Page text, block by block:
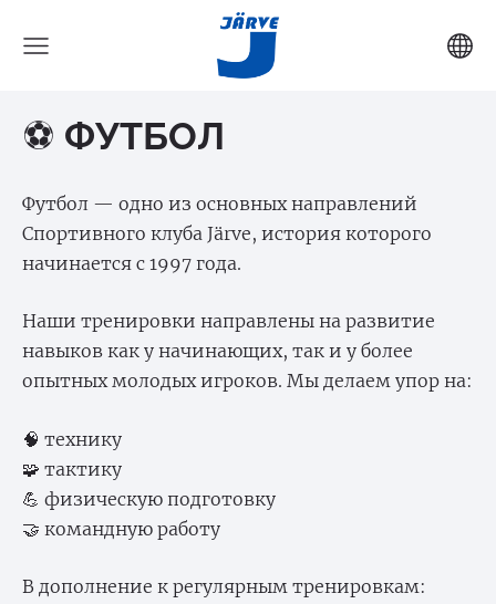
⚽ ФУТБОЛ
Футбол — одно из основных направлений
Спортивного клуба Järve, история которого
начинается с 1997 года.
Наши тренировки направлены на развитие
навыков как у начинающих, так и у более
опытных молодых игроков. Мы делаем упор на:
🧠 технику
🧩 тактику
💪 физическую подготовку
🤝 командную работу
В дополнение к регулярным тренировкам: